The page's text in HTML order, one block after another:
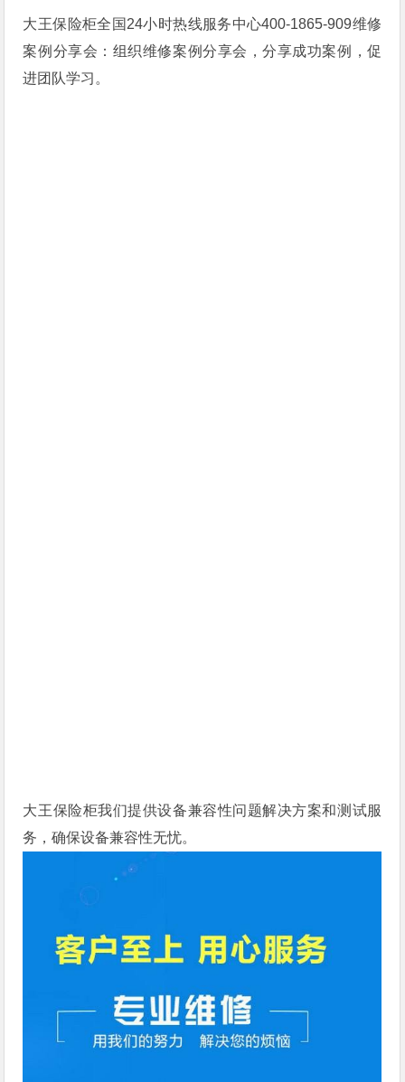
大王保险柜全国24小时热线服务中心400-1865-909维修
案例分享会：组织维修案例分享会，分享成功案例，促
进团队学习。
大王保险柜我们提供设备兼容性问题解决方案和测试服
务，确保设备兼容性无忧。